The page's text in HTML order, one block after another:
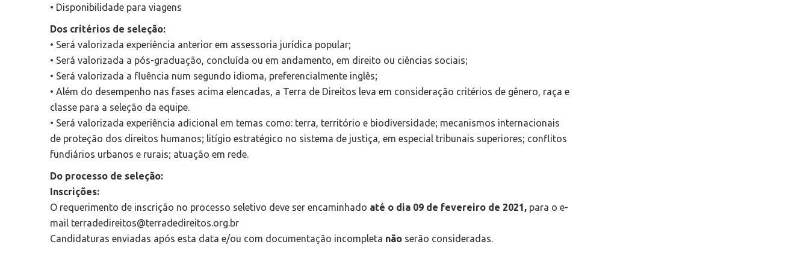
• Disponibilidade para viagens
Dos critérios de seleção:
• Será valorizada experiência anterior em assessoria jurídica popular;
• Será valorizada a pós-graduação, concluída ou em andamento, em direito ou ciências sociais;
• Será valorizada a fluência num segundo idioma, preferencialmente inglês;
• Além do desempenho nas fases acima elencadas, a Terra de Direitos leva em consideração critérios de gênero, raça e
classe para a seleção da equipe.
• Será valorizada experiência adicional em temas como: terra, território e biodiversidade; mecanismos internacionais
de proteção dos direitos humanos; litígio estratégico no sistema de justiça, em especial tribunais superiores; conflitos
fundiários urbanos e rurais; atuação em rede.
Do processo de seleção:
Inscrições:
O requerimento de inscrição no processo seletivo deve ser encaminhado até o dia 09 de fevereiro de 2021, para o e-
mail terradedireitos@terradedireitos.org.br
Candidaturas enviadas após esta data e/ou com documentação incompleta não serão consideradas.